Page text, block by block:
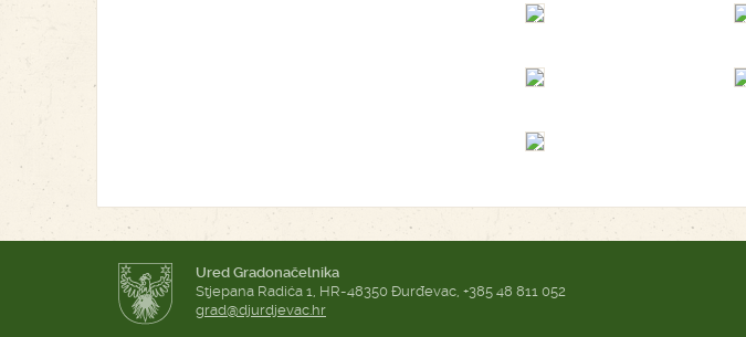
Ured Gradonačelnika
Stjepana Radića 1, HR-48350 Đurđevac, +385 48 811 052
grad@djurdjevac.hr